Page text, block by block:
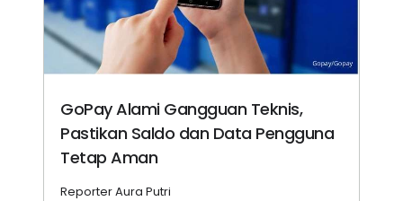
GoPay Alami Gangguan Teknis,
Pastikan Saldo dan Data Pengguna
Tetap Aman
Reporter Aura Putri